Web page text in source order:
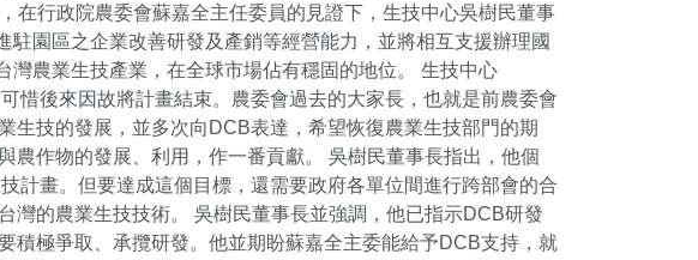
在行政院農委會蘇嘉全主任委員的見證下，生技中心吳樹民董事
園區之企業改善研發及產銷等經營能力，並將相互支援辦理國
農業生技產業，在全球市場佔有穩固的地位。 生技中心
惜後來因故將計畫結束。農委會過去的大家長，也就是前農委會
生技的發展，並多次向DCB表達，希望恢復農業生技部門的期
作物的發展、利用，作一番貢獻。 吳樹民董事長指出，他個
計畫。但要達成這個目標，還需要政府各單位間進行跨部會的合
灣的農業生技技術。 吳樹民董事長並強調，他已指示DCB研發
積極爭取、承攬研發。他並期盼蘇嘉全主委能給予DCB支持，就